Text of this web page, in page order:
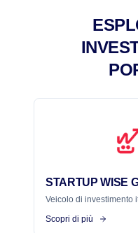
STARTUP WISE
Veicolo di investimento
Scopri di più